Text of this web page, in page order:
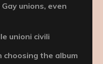
unions, even
unioni civili
the album